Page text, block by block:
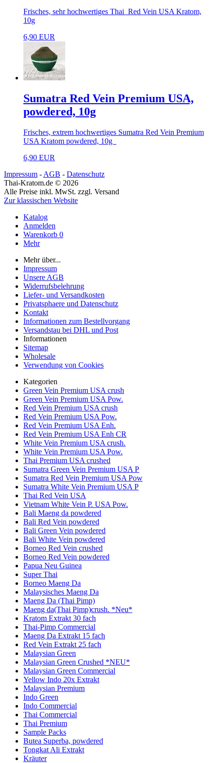
Frisches, sehr hochwertiges Thai Red Vein USA Kratom,
10g
6,90 EUR
Sumatra Red Vein Premium USA,
powdered, 10g
Frisches, extrem hochwertiges Sumatra Red Vein Premium
USA Kratom powdered, 10g
6,90 EUR
Impressum - AGB - Datenschutz
Thai-Kratom.de © 2026
Alle Preise inkl. MwSt. zzgl. Versand
Zur klassischen Website
Katalog
Anmelden
Warenkorb 0
Mehr
Mehr über...
Impressum
Unsere AGB
Widerrufsbelehrung
Liefer- und Versandkosten
Privatsphaere und Datenschutz
Kontakt
Informationen zum Bestellvorgang
Versandstau bei DHL und Post
Informationen
Sitemap
Wholesale
Verwendung von Cookies
Kategorien
Green Vein Premium USA crush
Green Vein Premium USA Pow.
Red Vein Premium USA crush
Red Vein Premium USA Pow.
Red Vein Premium USA Enh.
Red Vein Premium USA Enh CR
White Vein Premium USA crush.
White Vein Premium USA Pow.
Thai Premium USA crushed
Sumatra Green Vein Premium USA P
Sumatra Red Vein Premium USA Pow
Sumatra White Vein Premium USA P
Thai Red Vein USA
Vietnam White Vein P. USA Pow.
Bali Maeng da powdered
Bali Red Vein powdered
Bali Green Vein powdered
Bali White Vein powdered
Borneo Red Vein crushed
Borneo Red Vein powdered
Papua Neu Guinea
Super Thai
Borneo Maeng Da
Malaysisches Maeng Da
Maeng Da (Thai Pimp)
Maeng da(Thai Pimp)crush. *Neu*
Kratom Extrakt 30 fach
Thai-Pimp Commercial
Maeng Da Extrakt 15 fach
Red Vein Extrakt 25 fach
Malaysian Green
Malaysian Green Crushed *NEU*
Malaysian Green Commercial
Yellow Indo 20x Extrakt
Malaysian Premium
Indo Green
Indo Commercial
Thai Commercial
Thai Premium
Sample Packs
Butea Superba, powdered
Tongkat Ali Extrakt
Kräuter